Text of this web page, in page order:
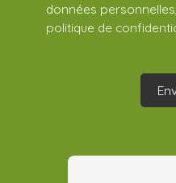
données
politique de